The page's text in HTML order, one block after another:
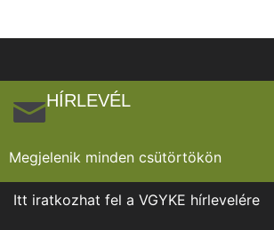
HÍRLEVÉL
Megjelenik minden csütörtökön
Itt iratkozhat fel a VGYKE hírlevelére